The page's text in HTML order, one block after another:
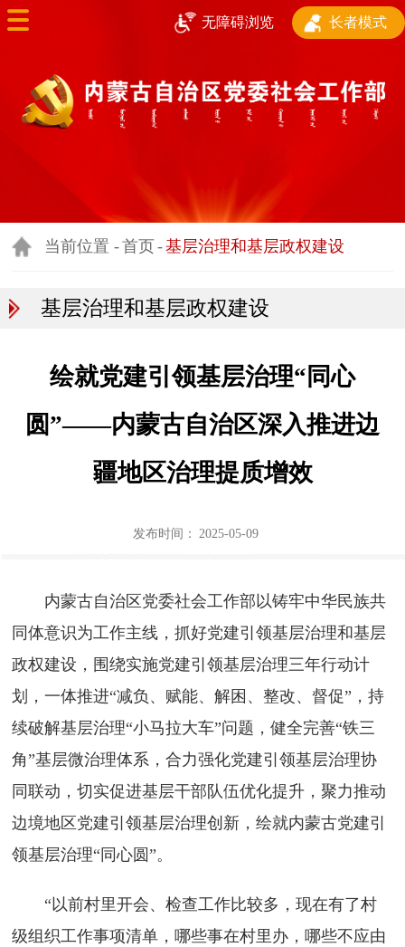
无障碍浏览 长者模式
首页
部门简介
基层治理和基层政
权建设
志愿服务和社会人
政策法规
机关党建
行业协会商会党建
北疆先锋网
当前位置 -首页 -基层治理和基层政权建设
基层治理和基层政权建设
绘就党建引领基层治理“同心
圆”——内蒙古自治区深入推进边
疆地区治理提质增效
发布时间： 2025-05-09
内蒙古自治区党委社会工作部以铸牢中华民族共
同体意识为工作主线，抓好党建引领基层治理和基层
政权建设，围绕实施党建引领基层治理三年行动计
划，一体推进“减负、赋能、解困、整改、督促”，持
续破解基层治理“小马拉大车”问题，健全完善“铁三
角”基层微治理体系，合力强化党建引领基层治理协
同联动，切实促进基层干部队伍优化提升，聚力推动
边境地区党建引领基层治理创新，绘就内蒙古党建引
领基层治理“同心圆”。
“以前村里开会、检查工作比较多，现在有了村
级组织工作事项清单，哪些事在村里办，哪些不应由